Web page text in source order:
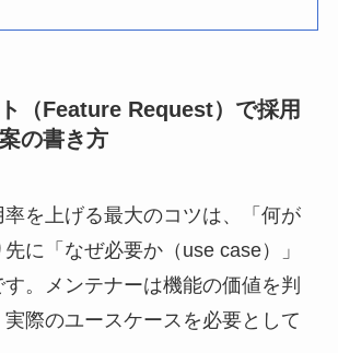
（Feature Request）で採用
の書き方
を上げる最大のコツは、「何が
に「なぜ必要か（use case）」
。メンテナーは機能の価値を判
際のユースケースを必要として